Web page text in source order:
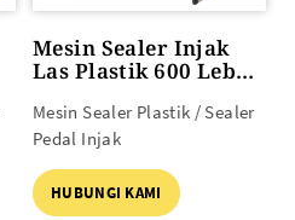
Mesin Sealer Injak
Las Plastik 600 Lebar
Meja Kayu
Mesin Sealer Plastik / Sealer
Pedal Injak
HUBUNGI KAMI